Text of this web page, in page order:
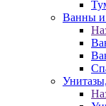
Ванны